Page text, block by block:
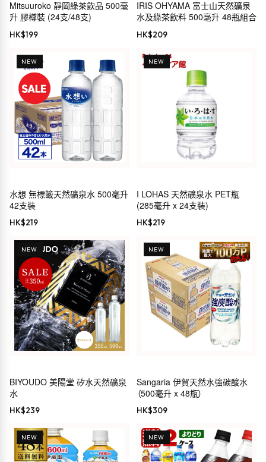
Mitsuuroko 靜岡綠茶飲品 500毫
升 膠樽裝 (24支/48支)
HK$199
IRIS OHYAMA 富士山天然礦泉
水及綠茶飲料 500毫升 48瓶組合
HK$209
NEW
水想 無標籤天然礦泉水 500毫升
42支裝
HK$219
NEW
I LOHAS 天然礦泉水 PET瓶
(285毫升 x 24支裝)
HK$219
NEW
BIYOUDO 美陽堂 矽水天然礦泉
水
HK$239
NEW
Sangaria 伊賀天然水強碳酸水
（500毫升 x 48瓶）
HK$309
NEW NEW